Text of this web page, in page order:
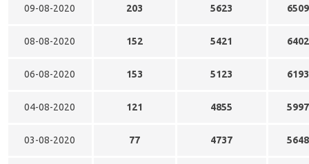
09-08-2020 203 5623
08-08-2020 152 5421
06-08-2020 153 5123
04-08-2020 121 4855
03-08-2020 77 4737